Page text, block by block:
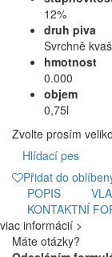
12%
druh piva
Svrchně
hmotnost
0.000
objem
0,75l
Zvolte prosím
Hlídací pes
Přidat do
POPIS
KONTAKTNÍ
viac informácií >
Máte otázky?